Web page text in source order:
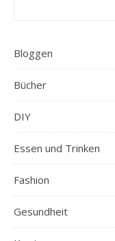
Bloggen
Bücher
DIY
Essen und Trinken
Fashion
Gesundheit